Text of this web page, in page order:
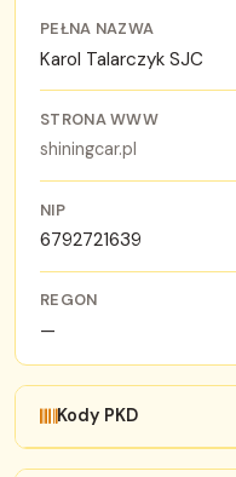
PEŁNA NAZWA
Karol Talarczyk SJC
STRONA WWW
shiningcar.pl
NIP
6792721639
REGON
—
Kody PKD